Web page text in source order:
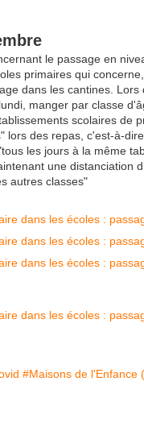
le passage en
primaires qui
dans les cantines. Lors
manger par classe
scolaires de
lors des repas, c'est-à-
les jours à la même
une distanciation
autres classes"
#Maisons de l'Enfance